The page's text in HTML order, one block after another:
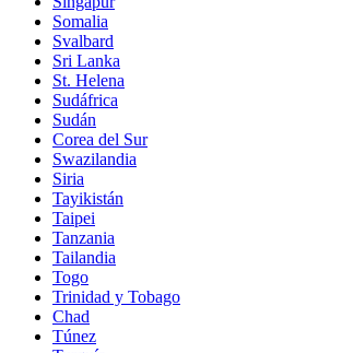
Somalia
Svalbard
Sri Lanka
St. Helena
Sudáfrica
Sudán
Corea del Sur
Swazilandia
Siria
Tayikistán
Taipei
Tanzania
Tailandia
Togo
Trinidad y Tobago
Chad
Túnez